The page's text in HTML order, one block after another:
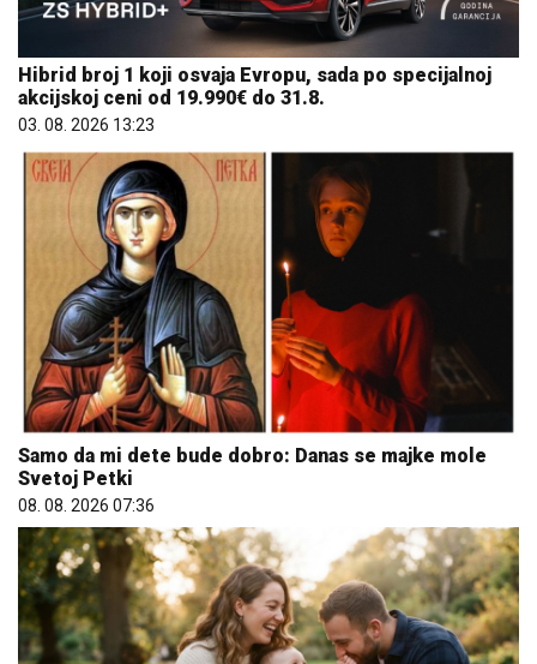
Hibrid broj 1 koji osvaja Evropu, sada po specijalnoj
akcijskoj ceni od 19.990€ do 31.8.
03. 08. 2026 13:23
Samo da mi dete bude dobro: Danas se majke mole
Svetoj Petki
08. 08. 2026 07:36